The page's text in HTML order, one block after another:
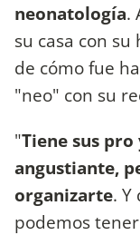
neonatología.
su casa con
de cómo fue
"neo" con su
"Tiene sus pro
angustiante,
organizarte.
podemos